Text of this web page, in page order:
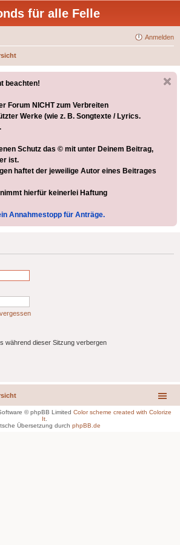
für alle Felle
Anmelden
beachten!
Forum NICHT zum Verbreiten
Werke (wie z. B. Songtexte / Lyrics.
Schutz das © mit unter Deinem Beitrag,
ist.
haftet der jeweilige Autor eines Beitrages
hierfür keinerlei Haftung
Annahmestopp für Anträge.
während dieser Sitzung verbergen
© phpBB Limited Color scheme created with Colorize
It.
Übersetzung durch phpBB.de